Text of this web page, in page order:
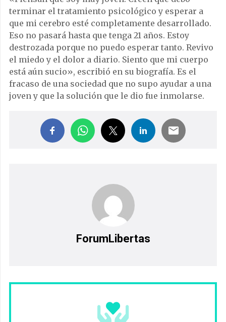
terminar el tratamiento psicológico y esperar a
que mi cerebro esté completamente desarrollado.
Eso no pasará hasta que tenga 21 años. Estoy
destrozada porque no puedo esperar tanto. Revivo
el miedo y el dolor a diario. Siento que mi cuerpo
está aún sucio», escribió en su biografía. Es el
fracaso de una sociedad que no supo ayudar a una
joven y que la solución que le dio fue inmolarse.
ForumLibertas